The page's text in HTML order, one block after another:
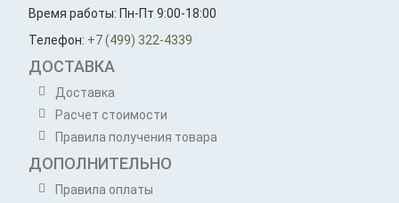
Время работы: Пн-Пт 9:00-18:00
Телефон: +7 (499) 322-4339
ДОСТАВКА
Доставка
Расчет стоимости
Правила получения товара
ДОПОЛНИТЕЛЬНО
Правила оплаты